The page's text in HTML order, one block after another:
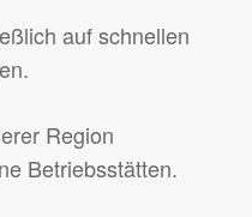
auf schnellen
Region
Betriebsstätten.